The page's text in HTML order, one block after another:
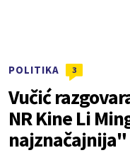
POLITIKA 3
Vučić
NR Kine Li
najznačajnija"